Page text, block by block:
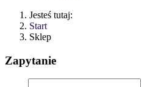
Jesteś tutaj:
Start
Sklep
Zapytanie